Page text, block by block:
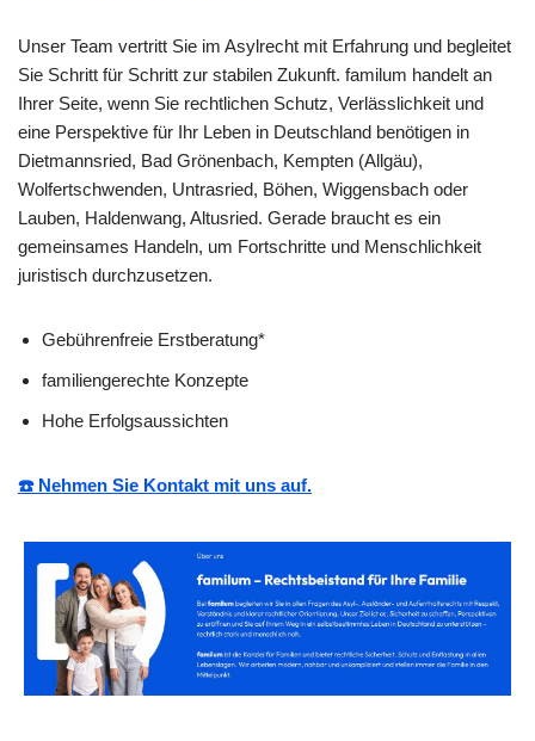
Unser Team vertritt Sie im Asylrecht mit Erfahrung und begleitet
Sie Schritt für Schritt zur stabilen Zukunft. familum handelt an
Ihrer Seite, wenn Sie rechtlichen Schutz, Verlässlichkeit und
eine Perspektive für Ihr Leben in Deutschland benötigen in
Dietmannsried, Bad Grönenbach, Kempten (Allgäu),
Wolfertschwenden, Untrasried, Böhen, Wiggensbach oder
Lauben, Haldenwang, Altusried. Gerade braucht es ein
gemeinsames Handeln, um Fortschritte und Menschlichkeit
juristisch durchzusetzen.
Gebührenfreie Erstberatung*
familiengerechte Konzepte
Hohe Erfolgsaussichten
☎️ Nehmen Sie Kontakt mit uns auf.